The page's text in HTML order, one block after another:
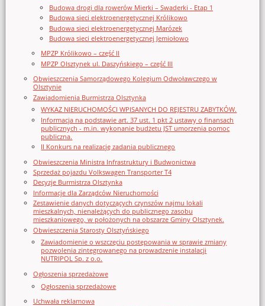
Budowa drogi dla rowerów Mierki – Swaderki - Etap 1
Budowa sieci elektroenergetycznej Królikowo
Budowa sieci elektroenergetycznej Marózek
Budowa sieci elektroenergetycznej Jemiołowo
MPZP Królikowo – część II
MPZP Olsztynek ul. Daszyńskiego – część III
Obwieszczenia Samorządowego Kolegium Odwoławczego w
Olsztynie
Zawiadomienia Burmistrza Olsztynka
WYKAZ NIERUCHOMOŚCI WPISANYCH DO REJESTRU ZABYTKÓW.
Informacja na podstawie art. 37 ust. 1 pkt 2 ustawy o finansach
publicznych - m.in. wykonanie budżetu JST umorzenia pomoc
publiczna.
II Konkurs na realizację zadania publicznego
Obwieszczenia Ministra Infrastruktury i Budwonictwa
Sprzedaż pojazdu Volkswagen Transporter T4
Decyzje Burmistrza Olsztynka
Informacje dla Zarządców Nieruchomości
Zestawienie danych dotyczących czynszów najmu lokali
mieszkalnych, nienależących do publicznego zasobu
mieszkaniowego, w położonych na obszarze Gminy Olsztynek.
Obwieszczenia Starosty Olsztyńskiego
Zawiadomienie o wszczęciu postępowania w sprawie zmiany
pozwolenia zintegrowanego na prowadzenie instalacji
NUTRIPOL Sp. z o.o.
Ogłoszenia sprzedażowe
Ogłoszenia sprzedażowe
Uchwała reklamowa